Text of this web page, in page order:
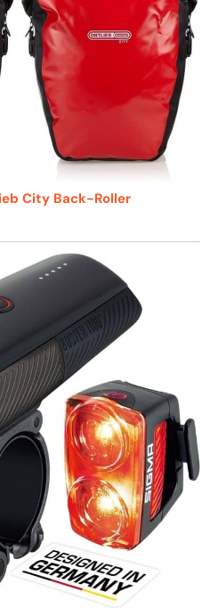
City Back-Roller